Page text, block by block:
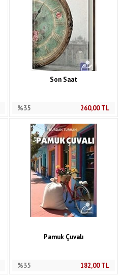
Son Saat
%35 260,00TL
Pamuk Çuvalı
%35 182,00TL